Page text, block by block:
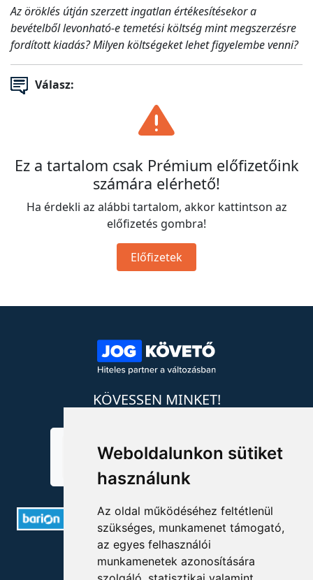
Weboldalunkon sütiket
használunk
Az oldal működéséhez feltétlenül
szükséges, munkamenet támogató,
az egyes felhasználói
munkamenetek azonosítására
Az öröklés útján szerzett ingatlan értékesítésekor a
bevételből levonható-e temetési költség mint megszerzésre
fordított kiadás? Milyen költségeket lehet figyelembe venni?
Válasz:
Ez a tartalom csak Prémium előfizetőink
számára elérhető!
Ha érdekli az alábbi tartalom, akkor kattintson az
előfizetés gombra!
Előfizetek
KÖVESSEN MINKET!
ELÉRHETŐSÉGEK